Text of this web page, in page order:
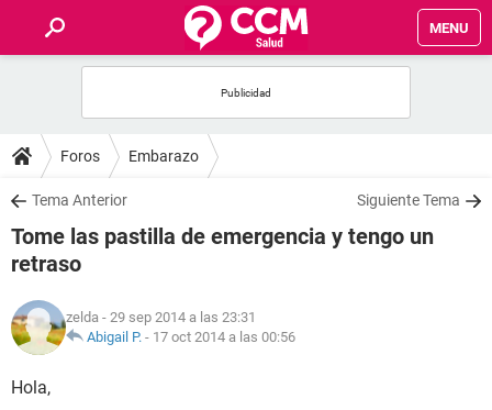
MENU
FOROS
SALUD
FAMILIA
NUTRICIÓN
Foros Embarazo
Tema Anterior Siguiente Tema
Tome las pastilla de emergencia y tengo un
retraso
zelda - 29 sep 2014 a las 23:31
Abigail P. - 17 oct 2014 a las 00:56
Hola,